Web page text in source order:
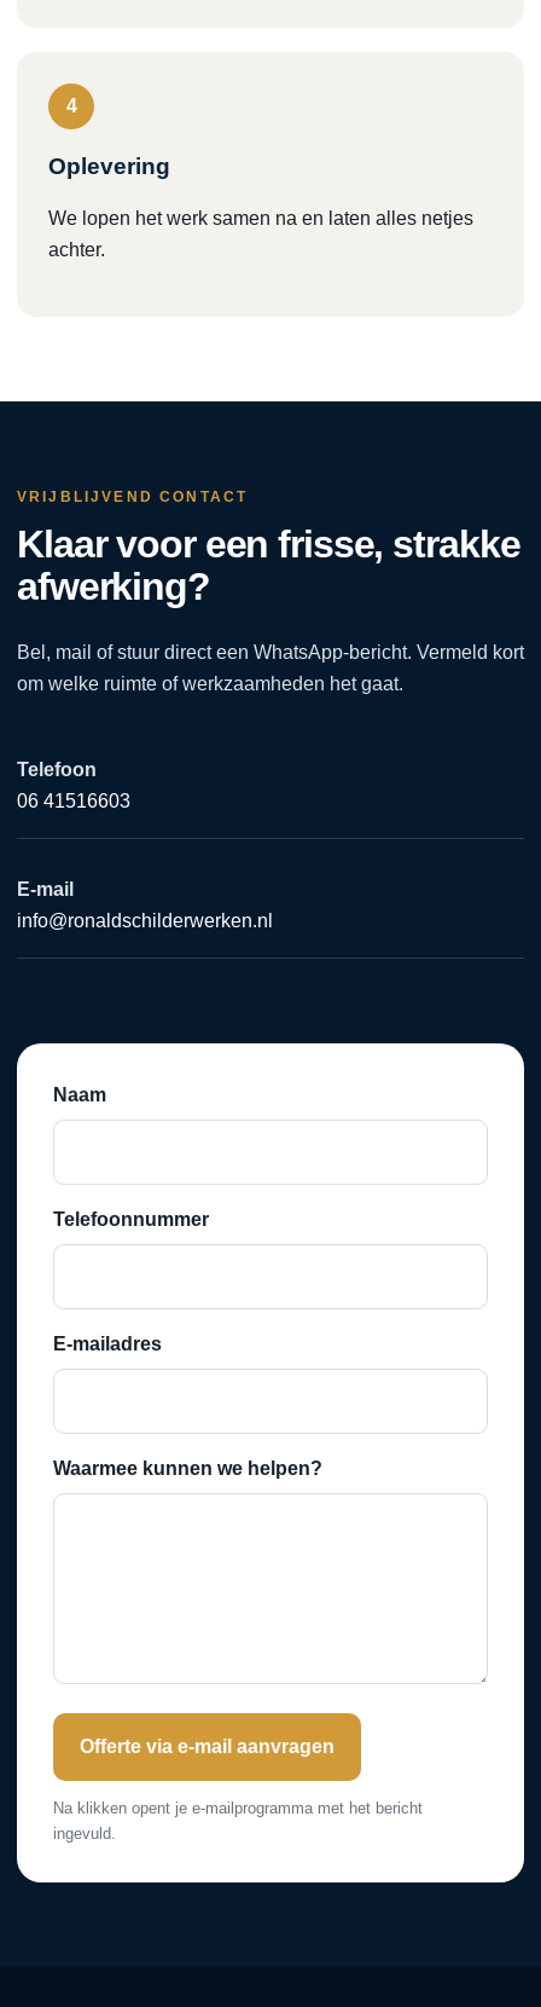
4
Oplevering
We lopen het werk samen na en laten alles netjes
achter.
VRIJBLIJVEND CONTACT
Klaar voor een frisse, strakke
afwerking?
Bel, mail of stuur direct een WhatsApp-bericht. Vermeld kort
om welke ruimte of werkzaamheden het gaat.
Telefoon
06 41516603
E-mail
info@ronaldschilderwerken.nl
Naam
Telefoonnummer
E-mailadres
Waarmee kunnen we helpen?
Offerte via e-mail aanvragen
Na klikken opent je e-mailprogramma met het bericht
ingevuld.